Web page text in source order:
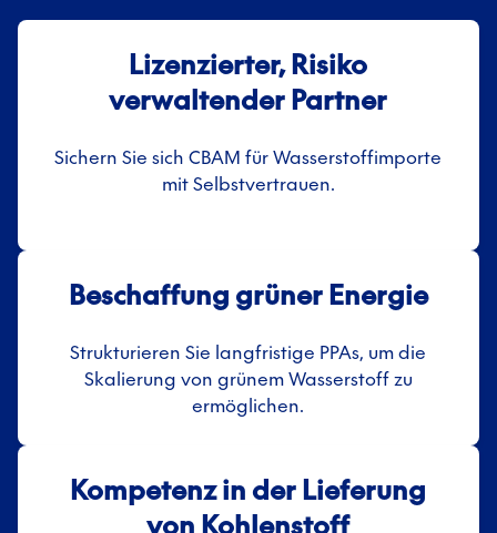
Lizenzierter, Risiko
verwaltender Partner
Sichern Sie sich CBAM für Wasserstoffimporte
mit Selbstvertrauen.
Beschaffung grüner Energie
Strukturieren Sie langfristige PPAs, um die
Skalierung von grünem Wasserstoff zu
ermöglichen.
Kompetenz in der Lieferung
von Kohlenstoff